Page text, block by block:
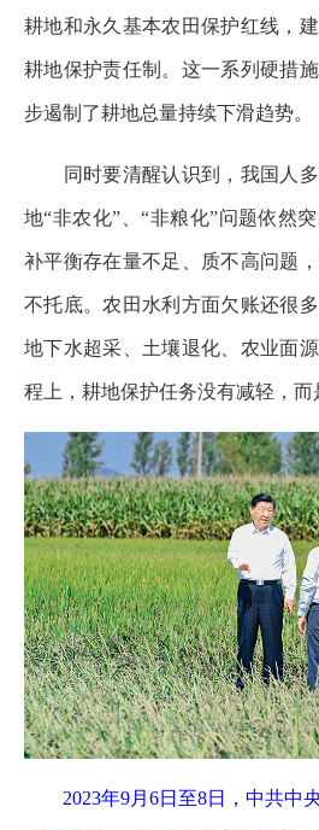
耕地和永久基本农田保护红线，
耕地保护责任制。这一系列硬措
步遏制了耕地总量持续下滑趋势。
同时要清醒认识到，我国人多
地“非农化”、“非粮化”问题依然
补平衡存在量不足、质不高问题
不托底。农田水利方面欠账还很
地下水超采、土壤退化、农业面
程上，耕地保护任务没有减轻，而
2023年9月6日至8日，中共中